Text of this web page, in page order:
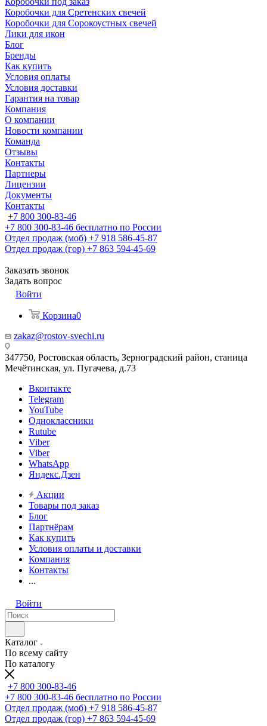
Коробочки для Сретенских свечей
Коробочки для Сорокоустных свечей
Лики для икон
Блог
Бренды
Как купить
Условия оплаты
Условия доставки
Гарантия на товар
Компания
О компании
Новости компании
Команда
Отзывы
Контакты
Партнеры
Лицензии
Документы
Контакты
+7 800 300-83-46
+7 800 300-83-46 бесплатно по России
Отдел продаж (моб) +7 918 586-45-87
Отдел продаж (гор) +7 863 594-45-69
Заказать звонок
Задать вопрос
Войти
Корзина0
zakaz@rostov-svechi.ru
347750, Ростовская область, Зерноградский район, станица
Мечётинская, ул. Пугачева, д.73
Вконтакте
Telegram
YouTube
Одноклассники
Rutube
Viber
Viber
WhatsApp
Яндекс.Дзен
Акции
Товары под заказ
Блог
Партнёрам
Как купить
Условия оплаты и доставки
Компания
Контакты
...
Войти
Каталог
По всему сайту
По каталогу
+7 800 300-83-46
+7 800 300-83-46 бесплатно по России
Отдел продаж (моб) +7 918 586-45-87
Отдел продаж (гор) +7 863 594-45-69